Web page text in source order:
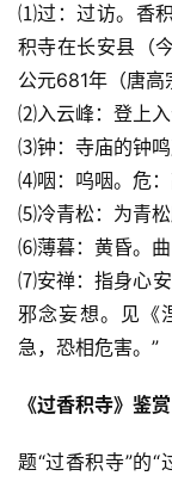
⑴过：过访。香
积寺在长安县（
公元681年（唐高
⑵入云峰：登上入
⑶钟：寺庙的钟鸣
⑷咽：呜咽。危：
⑸冷青松：为青松
⑹薄暮：黄昏。曲
⑺安禅：指身心
邪念妄想。见《
急，恐相危害。”
《过香积寺》鉴
题“过香积寺”的“